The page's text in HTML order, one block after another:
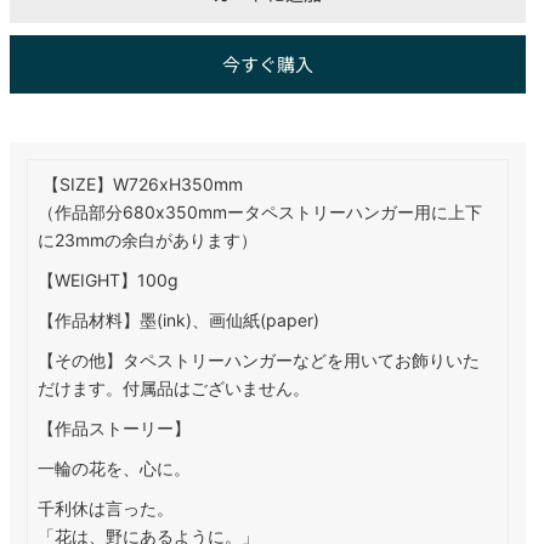
ビューでメディアを開く
今すぐ購入
【SIZE】W726xH350mm
（作品部分680x350mmータペストリーハンガー用に上下
に23mmの余白があります）
【WEIGHT】100g
【作品材料】墨(ink)、画仙紙(paper)
【その他】 タペストリーハンガーなどを用いてお飾りいた
だけます。付属品はございません。
【作品ストーリー】
一輪の花を、心に。
千利休は言った。
「花は、野にあるように。」